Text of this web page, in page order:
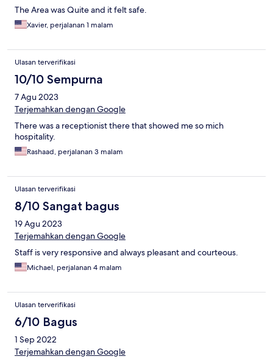
The Area was Quite and it felt safe.
Xavier, perjalanan 1 malam
Ulasan terverifikasi
10/10 Sempurna
7 Agu 2023
Terjemahkan dengan Google
There was a receptionist there that showed me so mich
hospitality.
Rashaad, perjalanan 3 malam
Ulasan terverifikasi
8/10 Sangat bagus
19 Agu 2023
Terjemahkan dengan Google
Staff is very responsive and always pleasant and courteous.
Michael, perjalanan 4 malam
Ulasan terverifikasi
6/10 Bagus
1 Sep 2022
Terjemahkan dengan Google